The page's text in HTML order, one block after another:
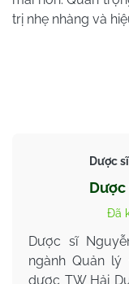
trị nhẹ nhàng và
Dược sĩ
Dược
Đã
Dược sĩ
ngành Quản
dược TW Hải